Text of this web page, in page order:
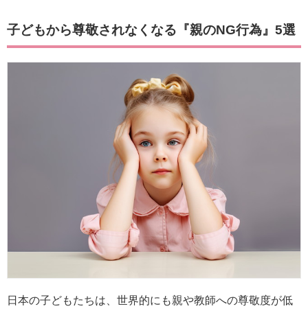
子どもから尊敬されなくなる『親のNG行為』5選
日本の子どもたちは、世界的にも親や教師への尊敬度が低